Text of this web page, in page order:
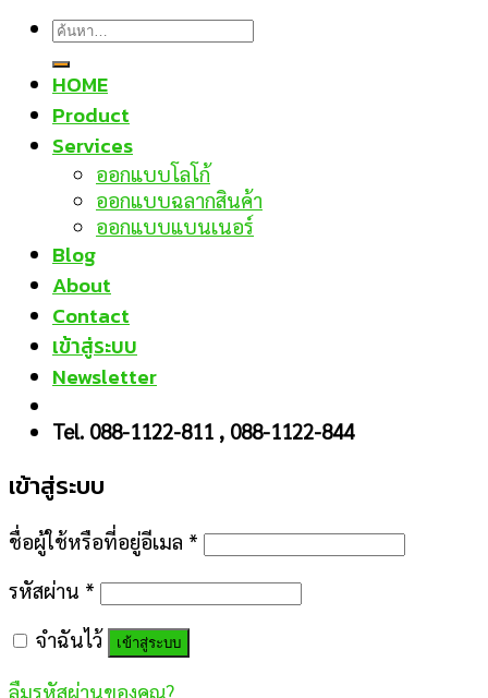
ค้นหา:
HOME
Product
Services
ออกแบบโลโก้
ออกแบบฉลากสินค้า
ออกแบบแบนเนอร์
Blog
About
Contact
เข้าสู่ระบบ
Newsletter
Tel. 088-1122-811 , 088-1122-844
เข้าสู่ระบบ
ชื่อผู้ใช้หรือที่อยู่อีเมล *
รหัสผ่าน *
จำฉันไว้
เข้าสู่ระบบ
ลืมรหัสผ่านของคุณ?